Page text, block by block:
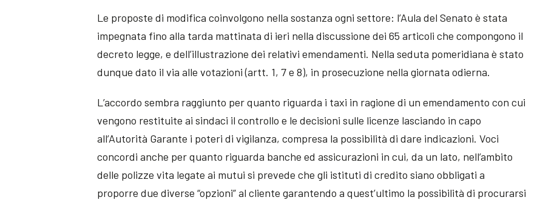
Le proposte di modifica coinvolgono nella sostanza ogni settore: l’Aula del Senato è stata
impegnata fino alla tarda mattinata di ieri nella discussione dei 65 articoli che compongono il
decreto legge, e dell’illustrazione dei relativi emendamenti. Nella seduta pomeridiana è stato
dunque dato il via alle votazioni (artt. 1, 7 e 8), in prosecuzione nella giornata odierna.
L’accordo sembra raggiunto per quanto riguarda i taxi in ragione di un emendamento con cui
vengono restituite ai sindaci il controllo e le decisioni sulle licenze lasciando in capo
all’Autorità Garante i poteri di vigilanza, compresa la possibilità di dare indicazioni. Voci
concordi anche per quanto riguarda banche ed assicurazioni in cui, da un lato, nell’ambito
delle polizze vita legate ai mutui si prevede che gli istituti di credito siano obbligati a
proporre due diverse “opzioni” al cliente garantendo a quest’ultimo la possibilità di procurarsi